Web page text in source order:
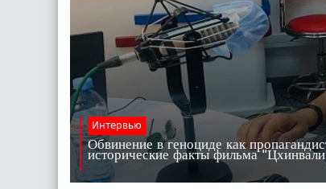
Интервью
Обвинение в геноциде как
исторические факты фильма